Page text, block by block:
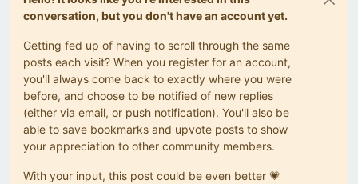
conversation, but you don't have an account yet.
Getting fed up of having to scroll through the same
posts each visit? When you register for an account,
you'll always come back to exactly where you were
before, and choose to be notified of new replies
(either via email, or push notification). You'll also be
able to save bookmarks and upvote posts to show
your appreciation to other community members.
With your input, this post could be even better 💗